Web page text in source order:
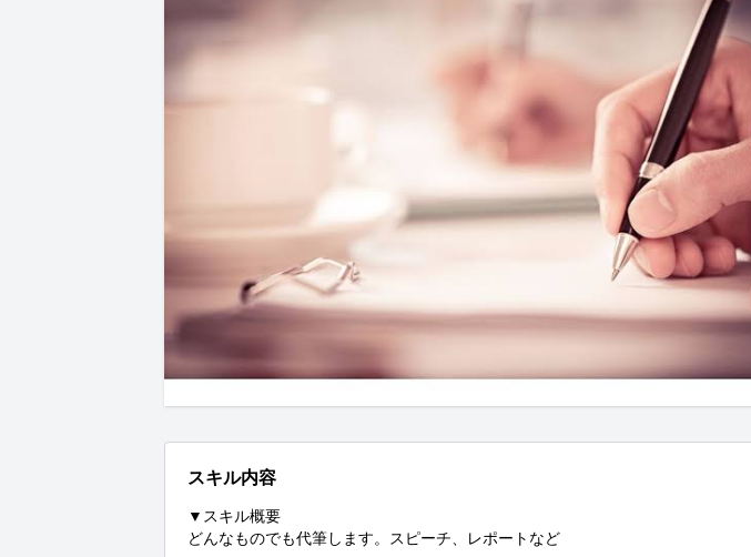
スキル内容
▼スキル概要
どんなものでも代筆します。スピーチ、レポートなど